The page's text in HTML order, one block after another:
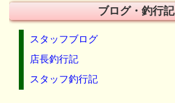
ブログ・釣行記
スタッフブログ
店長釣行記
スタッフ釣行記